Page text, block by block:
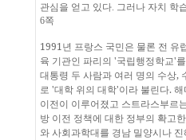
관심을 얻고 있다. 그러나 자치 학
6쪽
1991년 프랑스 국민은 물론 전 유
육 기관인 파리의 '국립행정학교'
대통령 두 사람과 여러 명의 수상,
로 '대학 위의 대학'이라 불린다. 해
이전이 이루어졌고 스트라스부르
방 이전 정책에 대한 정부의 확고
와 사회과학대를 경남 밀양시나